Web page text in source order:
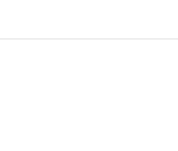
tempat